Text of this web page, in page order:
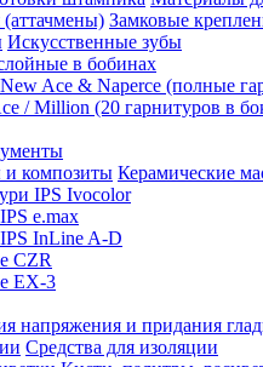
Замковые
Искусственные зубы
в бобинах
Ace & Naperce (полные
/ Million (20 гарнитуров в
Керамические
IPS Ivocolor
e.max
InLine A-D
CZR
EX-3
Средства для изоляции